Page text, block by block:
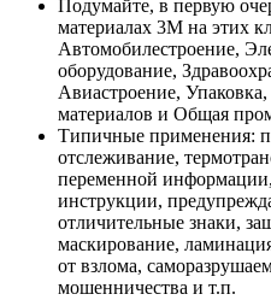
Подумайте, в первую
материалах 3М на этих
Автомобилестроение,
оборудование,
Авиастроение,
материалов и Общая
Типичные применения:
отслеживание,
переменной
инструкции,
отличительные знаки,
маскирование,
от взлома,
мошенничества и т.п.